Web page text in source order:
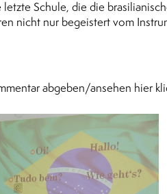
letzte Schule, die die
nicht nur begeistert vom
abgeben/ansehen hier